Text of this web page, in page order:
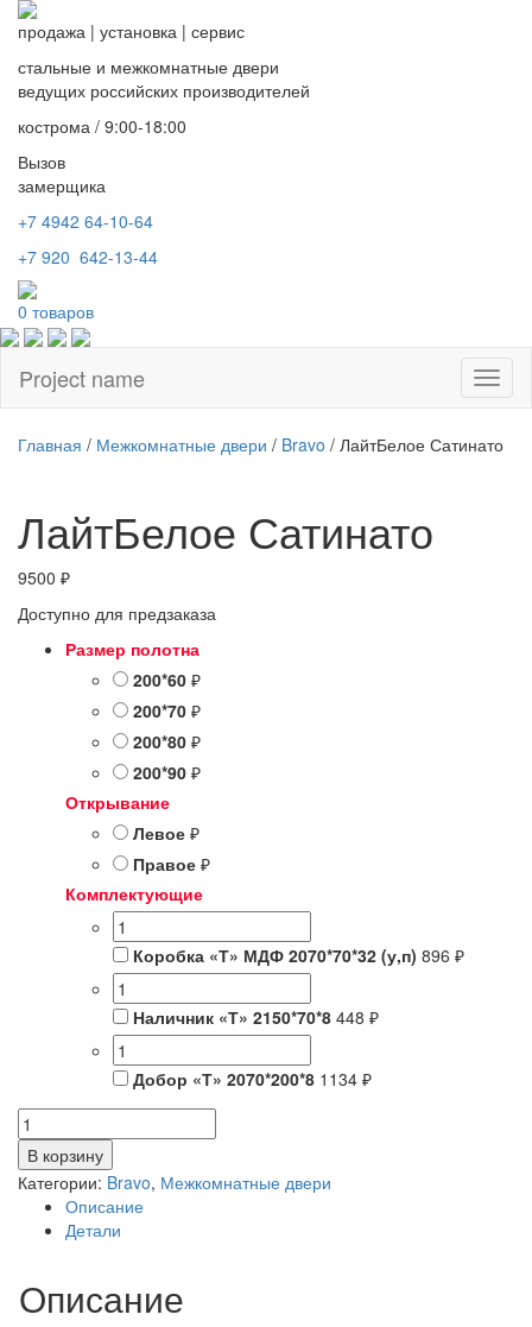
продажа | установка | сервис
стальные и межкомнатные двери
ведущих российских производителей
кострома / 9:00-18:00
Вызов
замерщика
+7 4942 64-10-64
+7 920 642-13-44
0 товаров
Project name
Главная / Межкомнатные двери / Bravo / ЛайтБелое Сатинато
ЛайтБелое Сатинато
9500 ₽
Доступно для предзаказа
Размер полотна
200*60 ₽
200*70 ₽
200*80 ₽
200*90 ₽
Открывание
Левое ₽
Правое ₽
Комплектующие
Коробка «Т» МДФ 2070*70*32 (у,п) 896 ₽
Наличник «Т» 2150*70*8 448 ₽
Добор «Т» 2070*200*8 1134 ₽
Количество
товара
ЛайтБелое
Сатинато
В корзину
Категории: Bravo, Межкомнатные двери
Описание
Детали
Описание